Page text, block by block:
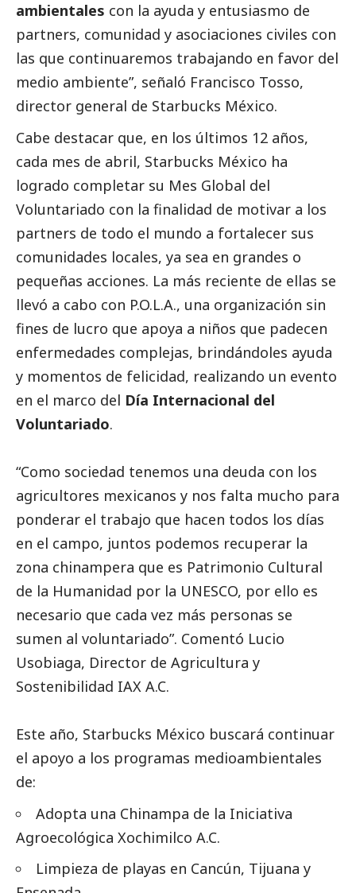
ambientales con la ayuda y entusiasmo de
partners, comunidad y asociaciones civiles con
las que continuaremos trabajando en favor del
medio ambiente”, señaló Francisco Tosso,
director general de Starbucks México.
Cabe destacar que, en los últimos 12 años,
cada mes de abril, Starbucks México ha
logrado completar su Mes Global del
Voluntariado con la finalidad de motivar a los
partners de todo el mundo a fortalecer sus
comunidades locales, ya sea en grandes o
pequeñas acciones. La más reciente de ellas se
llevó a cabo con P.O.L.A., una organización sin
fines de lucro que apoya a niños que padecen
enfermedades complejas, brindándoles ayuda
y momentos de felicidad, realizando un evento
en el marco del Día Internacional del
Voluntariado.
“Como sociedad tenemos una deuda con los
agricultores mexicanos y nos falta mucho para
ponderar el trabajo que hacen todos los días
en el campo, juntos podemos recuperar la
zona chinampera que es Patrimonio Cultural
de la Humanidad por la UNESCO, por ello es
necesario que cada vez más personas se
sumen al voluntariado”. Comentó Lucio
Usobiaga, Director de Agricultura y
Sostenibilidad IAX A.C.
Este año, Starbucks México buscará continuar
el apoyo a los programas medioambientales
de:
Adopta una Chinampa de la Iniciativa
Agroecológica Xochimilco A.C.
Limpieza de playas en Cancún, Tijuana y